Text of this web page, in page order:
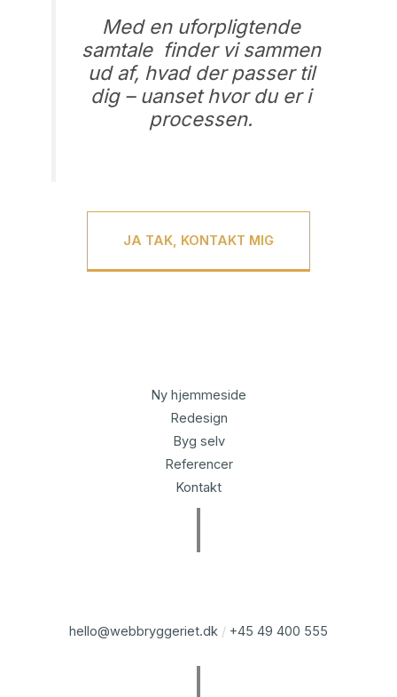
Med en uforpligtende
samtale finder vi sammen
ud af, hvad der passer til
dig – uanset hvor du er i
processen.
JA TAK, KONTAKT MIG
Ny hjemmeside
Redesign
Byg selv
Referencer
Kontakt
hello@webbryggeriet.dk / +45 49 400 555